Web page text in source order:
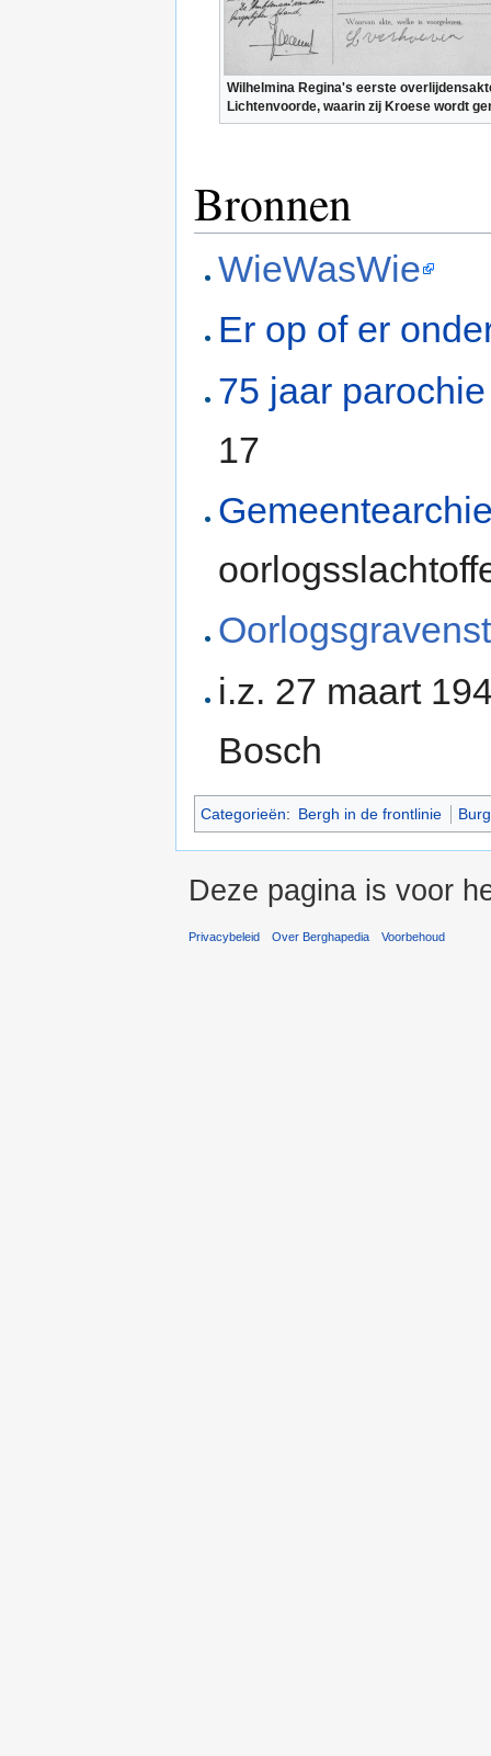
Wilhelmina Regina's eerste
Lichtenvoorde, waarin zij Kroese wordt
Bronnen
WieWasWie
Er op of er
75 jaar
17
i.z. 27 maart
Bosch
Categorieën: Bergh in de frontlinie
Deze pagina is voor
Privacybeleid Over Berghapedia Voorbehoud